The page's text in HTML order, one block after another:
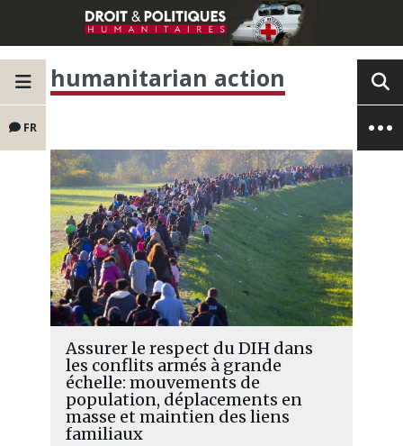
FR
humanitarian action
Assurer le respect du DIH dans
les conflits armés à grande
échelle: mouvements de
population, déplacements en
masse et maintien des liens
familiaux